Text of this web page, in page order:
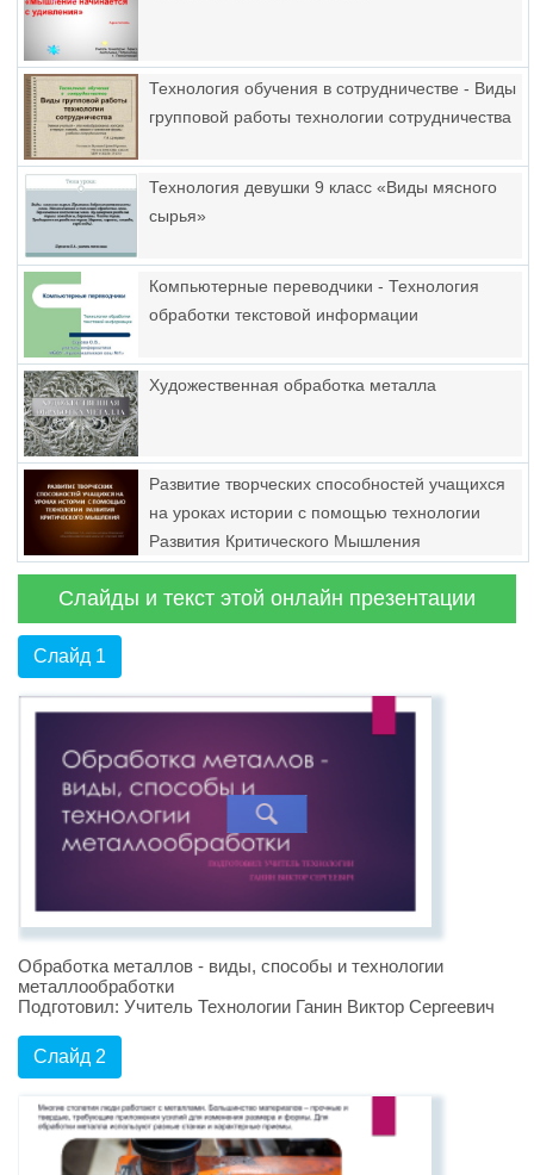
Технология обучения в сотрудничестве - Виды
групповой работы технологии сотрудничества
Технология девушки 9 класс «Виды мясного
сырья»
Компьютерные переводчики - Технология
обработки текстовой информации
Художественная обработка металла
Развитие творческих способностей учащихся
на уроках истории с помощью технологии
Развития Критического Мышления
Слайды и текст этой онлайн презентации
Слайд 1
Обработка металлов - виды, способы и технологии
металлообработки
Подготовил: Учитель Технологии Ганин Виктор Сергеевич
Слайд 2